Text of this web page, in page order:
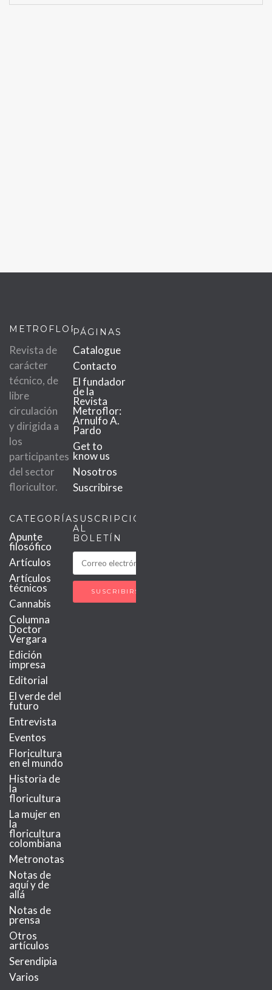
METROFLOR
Revista de
carácter
técnico, de
libre
circulación
y dirigida a
los
participantes
del sector
floricultor.
PÁGINAS
Catalogue
Contacto
El fundador
de la
Revista
Metroflor:
Arnulfo A.
Pardo
Get to
know us
Nosotros
Suscribirse
CATEGORÍAS
Apunte
filosófico
Artículos
Artículos
técnicos
Cannabis
Columna
Doctor
Vergara
Edición
impresa
Editorial
El verde del
futuro
Entrevista
Eventos
Floricultura
en el mundo
Historia de
la
floricultura
La mujer en
la
floricultura
colombiana
Metronotas
Notas de
aquí y de
allá
Notas de
prensa
Otros
artículos
Serendipia
Varios
SUSCRIPCIÓN
AL
BOLETÍN